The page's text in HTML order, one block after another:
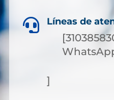
 Líneas de
]